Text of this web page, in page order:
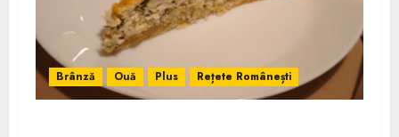
Brânză Ouă Plus Rețete Românești